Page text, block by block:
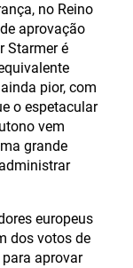
no Reino
aprovação
Starmer é
pior, com
o espetacular
vem
grande
europeus
dos votos de
aprovar